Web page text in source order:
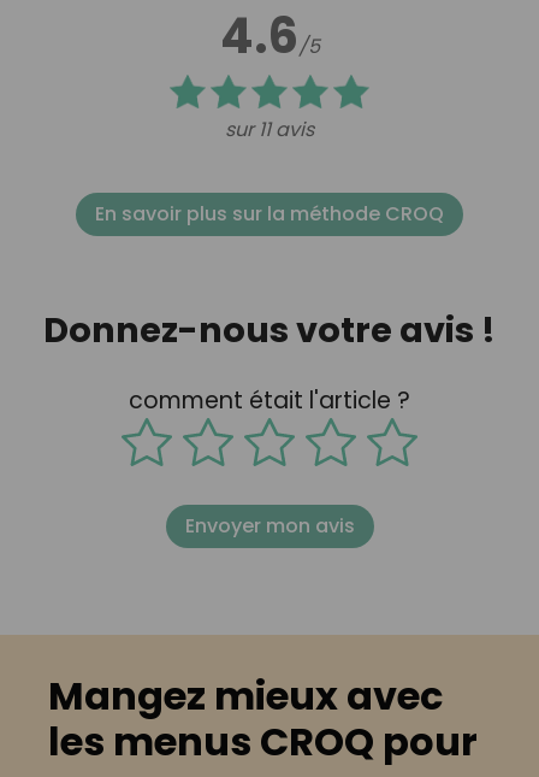
4.6/5
sur 11 avis
En savoir plus sur la méthode CROQ
Donnez-nous votre avis !
comment était l'article ?
Envoyer mon avis
Mangez mieux avec
les menus CROQ pour